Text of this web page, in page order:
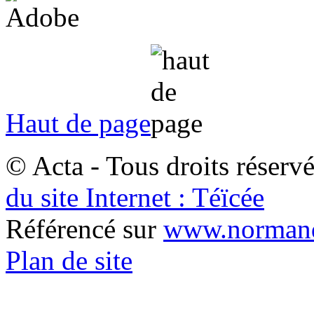
Haut de page
© Acta - Tous droits
du site Internet : Téïcée
Référencé sur
Plan de site